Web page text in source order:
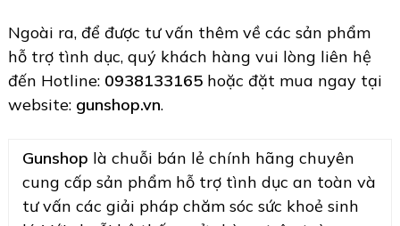
Ngoài ra, để được tư vấn thêm về các sản phẩm
hỗ trợ tình dục, quý khách hàng vui lòng liên hệ
đến Hotline: 0938133165hoặc đặt mua ngay tại
website: gunshop.vn.
Gunshop là chuỗi bán lẻ chính hãng chuyên
cung cấp sản phẩm hỗ trợ tình dục an toàn và
tư vấn các giải pháp chăm sóc sức khoẻ sinh